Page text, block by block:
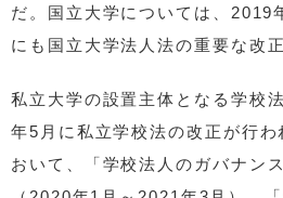
だ。国立大学については、2019
にも国立大学法人法の重要な改
私立大学の設置主体となる学校
年5月に私立学校法の改正が行わ
おいて、「学校法人のガバナン